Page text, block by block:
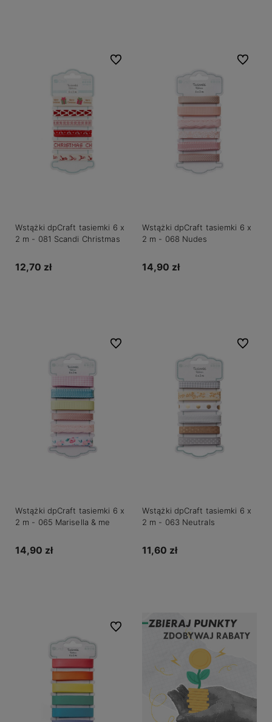
Wstążki dpCraft tasiemki 6 x
2 m - 081 Scandi Christmas
12,70 zł
Do ulubionych
Wstążki dpCraft tasiemki 6 x
2 m - 068 Nudes
14,90 zł
Do
Wstążki dpCraft tasiemki 6 x
2 m - 065 Marisella & me
14,90 zł
Do ulubionych
Wstążki dpCraft tasiemki 6 x
2 m - 063 Neutrals
11,60 zł
Do
Do ulubionych